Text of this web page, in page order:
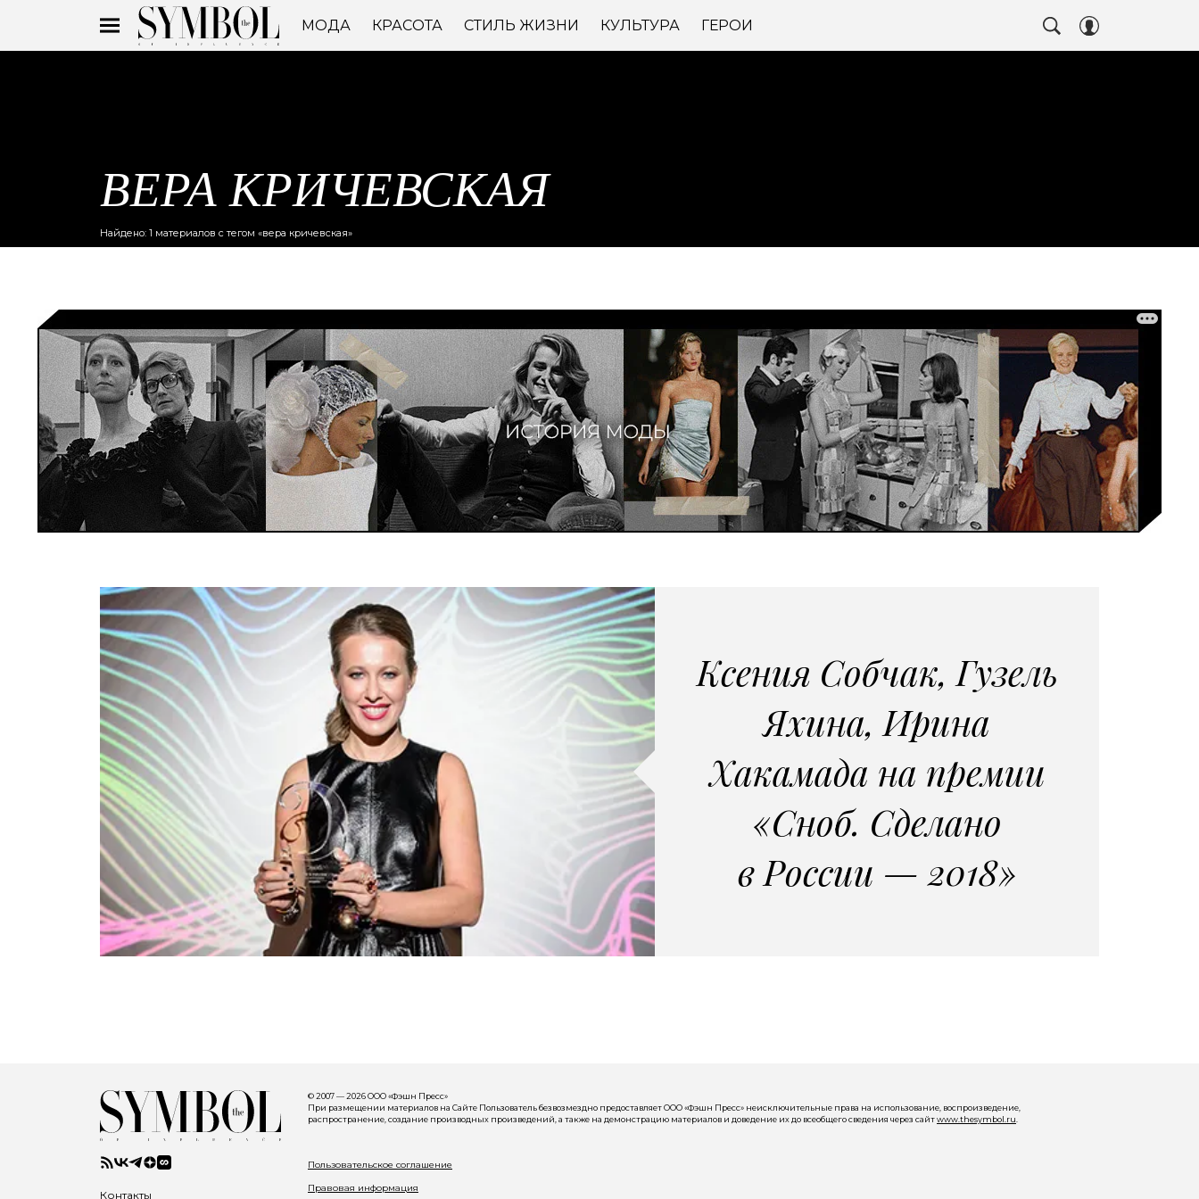
МОДА КРАСОТА СТИЛЬ ЖИЗНИ КУЛЬТУРА ГЕРОИ
ВЕРА КРИЧЕВСКАЯ
Найдено: 1 материалов с тегом «вера кричевская»
Ксения Собчак, Гузель
Яхина, Ирина
Хакамада на премии
«Сноб. Сделано
в России — 2018»
Контакты
Пользовательское соглашение
Правовая информация
© 2007 — 2026 ООО «Фэшн Пресс»
При размещении материалов на Сайте Пользователь безвозмездно предоставляет ООО «Фэшн Пресс» неисключительные права на использование, воспроизведение,
распространение, создание производных произведений, а также на демонстрацию материалов и доведение их до всеобщего сведения через сайтwww.thesymbol.ru.